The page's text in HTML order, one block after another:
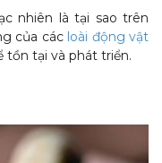
nhiên là tại sao trên
của các loài động vật
tồn tại và phát triển.